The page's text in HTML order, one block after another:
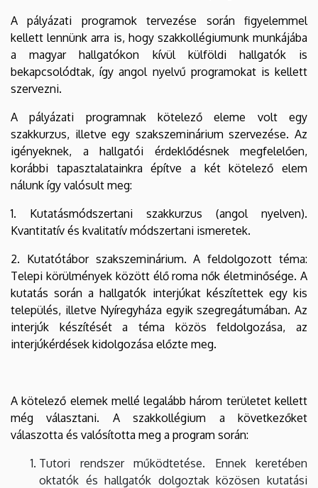
A pályázati programok tervezése során figyelemmel
kellett lennünk arra is, hogy szakkollégiumunk munkájába
a magyar hallgatókon kívül külföldi hallgatók is
bekapcsolódtak, így angol nyelvű programokat is kellett
szervezni.
A pályázati programnak kötelező eleme volt egy
szakkurzus, illetve egy szakszeminárium szervezése. Az
igényeknek, a hallgatói érdeklődésnek megfelelően,
korábbi tapasztalatainkra építve a két kötelező elem
nálunk így valósult meg:
1. Kutatásmódszertani szakkurzus (angol nyelven).
Kvantitatív és kvalitatív módszertani ismeretek.
2. Kutatótábor szakszeminárium. A feldolgozott téma:
Telepi körülmények között élő roma nők életminősége. A
kutatás során a hallgatók interjúkat készítettek egy kis
település, illetve Nyíregyháza egyik szegregátumában. Az
interjúk készítését a téma közös feldolgozása, az
interjúkérdések kidolgozása előzte meg.
A kötelező elemek mellé legalább három területet kellett
még választani. A szakkollégium a következőket
válaszotta és valósította meg a program során:
Tutori rendszer működtetése. Ennek keretében
oktatók és hallgatók dolgoztak közösen kutatási